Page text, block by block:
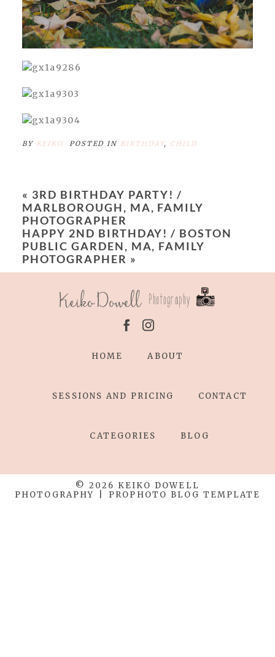
BY KEIKO POSTED IN BIRTHDAY, CHILD
« 3RD BIRTHDAY PARTY! /
MARLBOROUGH, MA, FAMILY
PHOTOGRAPHER
HAPPY 2ND BIRTHDAY! / BOSTON
PUBLIC GARDEN, MA, FAMILY
PHOTOGRAPHER »
HOME ABOUT
SESSIONS AND PRICING CONTACT
CATEGORIES BLOG
© 2026 KEIKO DOWELL
PHOTOGRAPHY
PROPHOTO BLOG TEMPLATE